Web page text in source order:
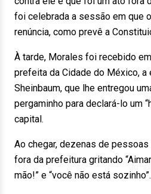
foi celebrada a sessão em que
renúncia, como prevê a
À tarde, Morales foi recebido
prefeita da Cidade do México, a
Sheinbaum, que lhe entregou
pergaminho para declará-lo um
capital.
Ao chegar, dezenas de
fora da prefeitura gritando
mão!” e “você não está sozinho”.